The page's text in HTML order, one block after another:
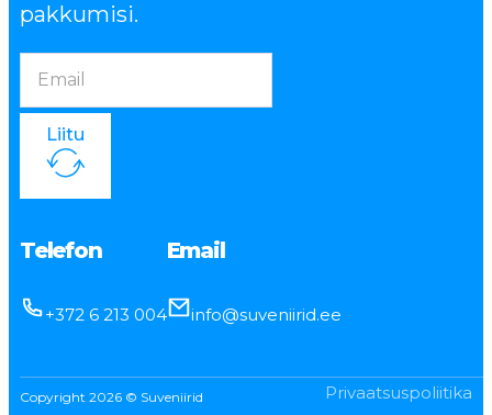
pakkumisi.
Liitu
Telefon
+372 6 213 004
Email
info@suveniirid.ee
Copyright 2026 © Suveniirid Privaatsuspoliitika